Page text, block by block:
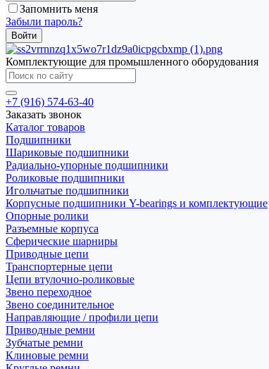
Запомнить меня
Забыли пароль?
Комплектующие для промышленного оборудования
+7 (916) 574-63-40
Заказать звонок
Каталог товаров
Подшипники
Шариковые подшипники
Радиально-упорные подшипники
Роликовые подшипники
Игольчатые подшипники
Корпусные подшипники Y-bearings и комплектующие
Опорные ролики
Разъемные корпуса
Сферические шарниры
Приводные цепи
Транспортерные цепи
Цепи втулочно-роликовые
Звено переходное
Звено соединительное
Направляющие / профили цепи
Приводные ремни
Зубчатые ремни
Клиновые ремни